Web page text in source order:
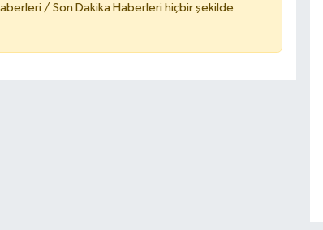
/ Son Dakika Haberleri hiçbir şekilde